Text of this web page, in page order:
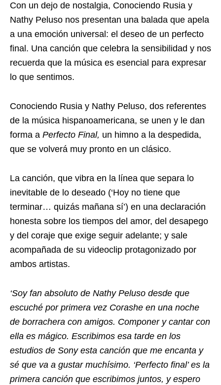
Con un dejo de nostalgia, Conociendo Rusia y
Nathy Peluso nos presentan una balada que apela
a una emoción universal: el deseo de un perfecto
final. Una canción que celebra la sensibilidad y nos
recuerda que la música es esencial para expresar
lo que sentimos.
Conociendo Rusia y Nathy Peluso, dos referentes
de la música hispanoamericana, se unen y le dan
forma a Perfecto Final, un himno a la despedida,
que se volverá muy pronto en un clásico.
La canción, que vibra en la línea que separa lo
inevitable de lo deseado (‘Hoy no tiene que
terminar… quizás mañana sí’) en una declaración
honesta sobre los tiempos del amor, del desapego
y del coraje que exige seguir adelante; y sale
acompañada de su videoclip protagonizado por
ambos artistas.
‘Soy fan absoluto de Nathy Peluso desde que
escuché por primera vez Corashe en una noche
de borrachera con amigos. Componer y cantar con
ella es mágico. Escribimos esa tarde en los
estudios de Sony esta canción que me encanta y
sé que va a gustar muchísimo. ‘Perfecto final’ es la
primera canción que escribimos juntos, y espero